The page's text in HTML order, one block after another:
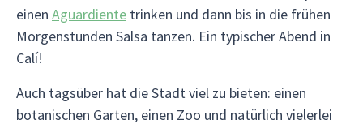
einen Aguardiente trinken und dann bis in die frühen
Morgenstunden Salsa tanzen. Ein typischer Abend in
Calí!
Auch tagsüber hat die Stadt viel zu bieten: einen
botanischen Garten, einen Zoo und natürlich vielerlei